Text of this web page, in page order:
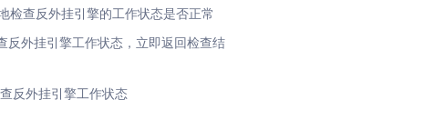
检查反外挂引擎的工作状态是否正常
反外挂引擎工作状态，立即返回检查结
反外挂引擎工作状态